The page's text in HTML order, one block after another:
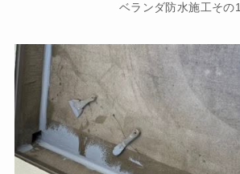
ベランダ防水施工その1